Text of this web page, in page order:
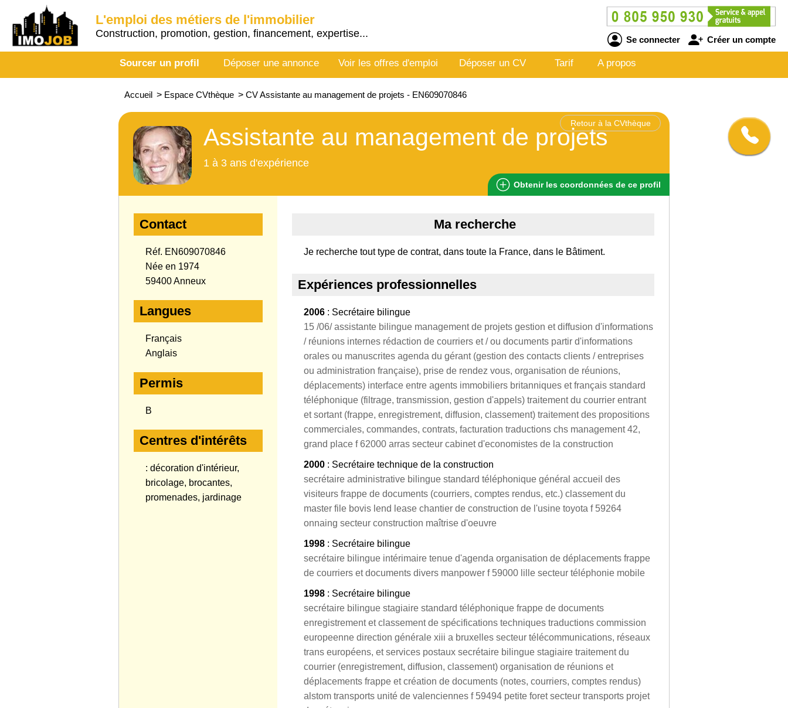
L'emploi des métiers de l'immobilier
Construction, promotion, gestion, financement, expertise...
Se connecter Créer un compte
Sourcer un profil Déposer une annonce Voir les offres d'emploi Déposer un CV Tarif A propos
Accueil > Espace CVthèque > CV Assistante au management de projets - EN609070846
Retour à la CVthèque
Assistante au management de projets
1 à 3 ans d'expérience
Obtenir les coordonnées de ce profil
Contact
Réf. EN609070846
Née en 1974
59400 Anneux
Langues
Français
Anglais
Permis
B
Centres d'intérêts
: décoration d'intérieur,
bricolage, brocantes,
promenades, jardinage
Ma recherche
Je recherche tout type de contrat, dans toute la France, dans le Bâtiment.
Expériences professionnelles
2006 : Secrétaire bilingue
15 /06/ assistante bilingue management de projets gestion et diffusion d'informations
/ réunions internes rédaction de courriers et / ou documents partir d'informations
orales ou manuscrites agenda du gérant (gestion des contacts clients / entreprises
ou administration française), prise de rendez vous, organisation de réunions,
déplacements) interface entre agents immobiliers britanniques et français standard
téléphonique (filtrage, transmission, gestion d'appels) traitement du courrier entrant
et sortant (frappe, enregistrement, diffusion, classement) traitement des propositions
commerciales, commandes, contrats, facturation traductions chs management 42,
grand place f 62000 arras secteur cabinet d'economistes de la construction
2000 : Secrétaire technique de la construction
secrétaire administrative bilingue standard téléphonique général accueil des
visiteurs frappe de documents (courriers, comptes rendus, etc.) classement du
master file bovis lend lease chantier de construction de l'usine toyota f 59264
onnaing secteur construction maîtrise d'oeuvre
1998 : Secrétaire bilingue
secrétaire bilingue intérimaire tenue d'agenda organisation de déplacements frappe
de courriers et documents divers manpower f 59000 lille secteur téléphonie mobile
1998 : Secrétaire bilingue
secrétaire bilingue stagiaire standard téléphonique frappe de documents
enregistrement et classement de spécifications techniques traductions commission
europeenne direction générale xiii a bruxelles secteur télécommunications, réseaux
trans européens, et services postaux secrétaire bilingue stagiaire traitement du
courrier (enregistrement, diffusion, classement) organisation de réunions et
déplacements frappe et création de documents (notes, courriers, comptes rendus)
alstom transports unité de valenciennes f 59494 petite foret secteur transports projet